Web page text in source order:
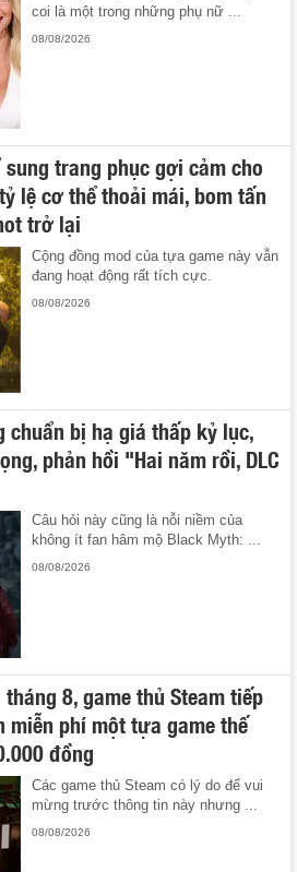
coi là một trong những phụ nữ ...
08/08/2026
trang phục gợi cảm cho
lệ cơ thể thoải mái, bom tấn
trở lại
Cộng đồng mod của tựa game này vẫn
đang hoạt động rất tích cực.
08/08/2026
chuẩn bị hạ giá thấp kỷ lục,
phản hồi "Hai năm rồi, DLC
Câu hỏi này cũng là nỗi niềm của
không ít fan hâm mộ Black Myth: ...
08/08/2026
8, game thủ Steam tiếp
miễn phí một tựa game thế
đồng
Các game thủ Steam có lý do để vui
mừng trước thông tin này nhưng ...
08/08/2026